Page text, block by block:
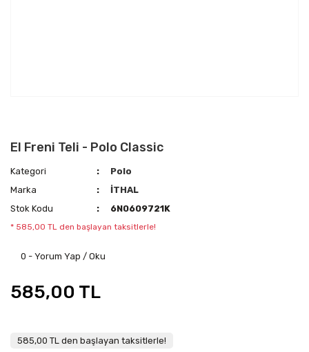
El Freni Teli - Polo Classic
Kategori
Polo
Marka
İTHAL
Stok Kodu
6N0609721K
* 585,00 TL den başlayan taksitlerle!
0 - Yorum Yap / Oku
585,00 TL
585,00 TL den başlayan taksitlerle!